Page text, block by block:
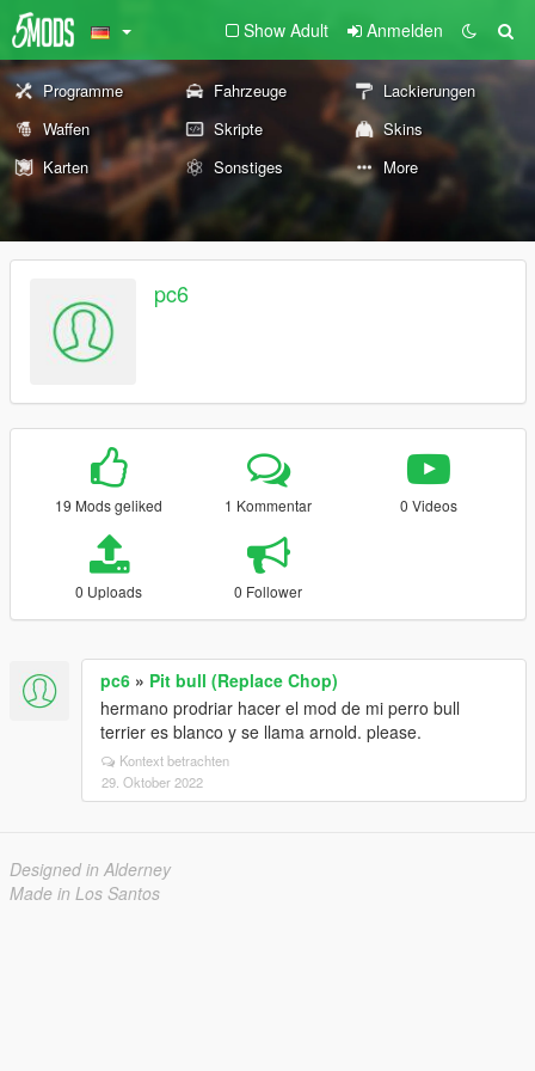
Show Adult Anmelden
Programme Fahrzeuge
Lackierungen
Waffen
Skripte
Skins
Karten
Sonstiges More
pc6
19 Mods geliked 1 Kommentar 0 Videos
0 Uploads 0 Follower
pc6 » Pit bull (Replace Chop)
hermano prodriar hacer el mod de mi perro bull
terrier es blanco y se llama arnold. please.
Kontext betrachten
29. Oktober 2022
Designed in Alderney
Made in Los Santos